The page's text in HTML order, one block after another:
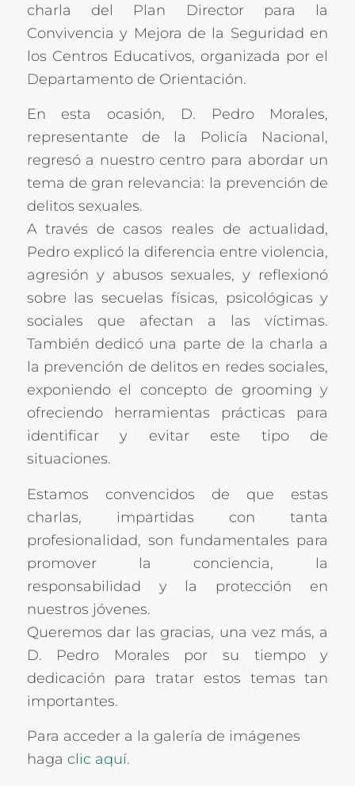
charla del Plan Director para la
Convivencia y Mejora de la Seguridad en
los Centros Educativos, organizada por el
Departamento de Orientación.
En esta ocasión, D. Pedro Morales,
representante de la Policía Nacional,
regresó a nuestro centro para abordar un
tema de gran relevancia: la prevención de
delitos sexuales.
A través de casos reales de actualidad,
Pedro explicó la diferencia entre violencia,
agresión y abusos sexuales, y reflexionó
sobre las secuelas físicas, psicológicas y
sociales que afectan a las víctimas.
También dedicó una parte de la charla a
la prevención de delitos en redes sociales,
exponiendo el concepto de grooming y
ofreciendo herramientas prácticas para
identificar y evitar este tipo de
situaciones.
Estamos convencidos de que estas
charlas, impartidas con tanta
profesionalidad, son fundamentales para
promover la conciencia, la
responsabilidad y la protección en
nuestros jóvenes.
Queremos dar las gracias, una vez más, a
D. Pedro Morales por su tiempo y
dedicación para tratar estos temas tan
importantes.
Para acceder a la galería de imágenes
haga clic aquí.